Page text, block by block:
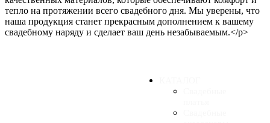
тепло на протяжении всего свадебного дня. Мы уверены, что
наша продукция станет прекрасным дополнением к вашему
свадебному наряду и сделает ваш день незабываемым.</p>